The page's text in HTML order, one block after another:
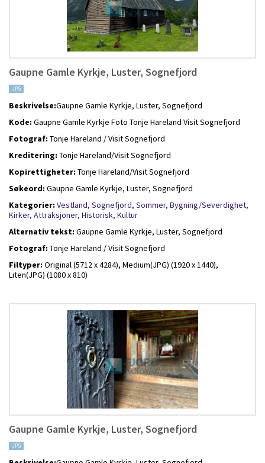
Gaupne Gamle Kyrkje, Luster, Sognefjord
JPG
Beskrivelse:Gaupne Gamle Kyrkje, Luster, Sognefjord
Kode: Gaupne Gamle Kyrkje Foto Tonje Hareland Visit Sognefjord
Fotograf: Tonje Hareland / Visit Sognefjord
Kreditering: Tonje Hareland/Visit Sognefjord
Kopirettigheter: Tonje Hareland/Visit Sognefjord
Søkeord: Gaupne Gamle Kyrkje, Luster, Sognefjord
Kategorier: Vestland, Sognefjord, Sommer, Bygning/Severdighet,
Kirker, Attraksjoner, Historisk, Kultur
Alternativ tekst: Gaupne Gamle Kyrkje, Luster, Sognefjord
Fotograf: Tonje Hareland / Visit Sognefjord
Filtyper: Original (5712 x 4284), Medium(JPG) (1920 x 1440),
Liten(JPG) (1080 x 810)
Gaupne Gamle Kyrkje, Luster, Sognefjord
JPG